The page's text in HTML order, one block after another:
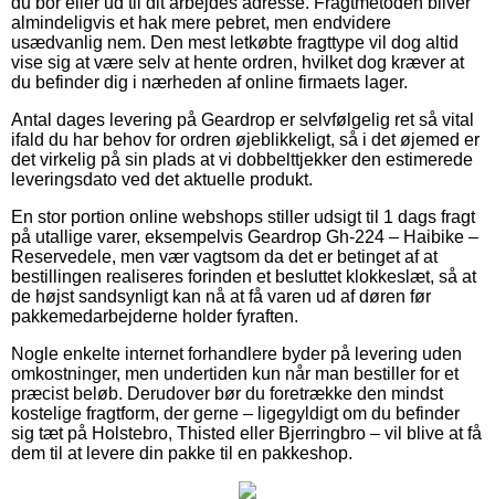
almindeligvis et hak mere pebret, men endvidere
usædvanlig nem. Den mest letkøbte fragttype vil dog altid
vise sig at være selv at hente ordren, hvilket dog kræver at
du befinder dig i nærheden af online firmaets lager.
Antal dages levering på Geardrop er selvfølgelig ret så vital
ifald du har behov for ordren øjeblikkeligt, så i det øjemed er
det virkelig på sin plads at vi dobbelttjekker den estimerede
leveringsdato ved det aktuelle produkt.
En stor portion online webshops stiller udsigt til 1 dags fragt
på utallige varer, eksempelvis Geardrop Gh-224 – Haibike –
Reservedele, men vær vagtsom da det er betinget af at
bestillingen realiseres forinden et besluttet klokkeslæt, så at
de højst sandsynligt kan nå at få varen ud af døren før
pakkemedarbejderne holder fyraften.
Nogle enkelte internet forhandlere byder på levering uden
omkostninger, men undertiden kun når man bestiller for et
præcist beløb. Derudover bør du foretrække den mindst
kostelige fragtform, der gerne – ligegyldigt om du befinder
sig tæt på Holstebro, Thisted eller Bjerringbro – vil blive at få
dem til at levere din pakke til en pakkeshop.